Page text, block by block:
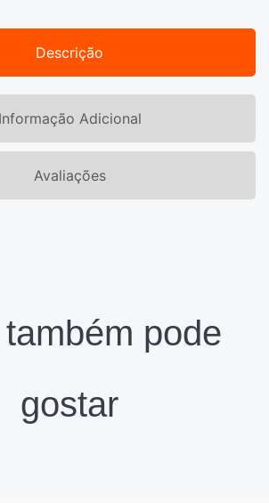
Descrição
Informação Adicional
Avaliações
pode
gostar